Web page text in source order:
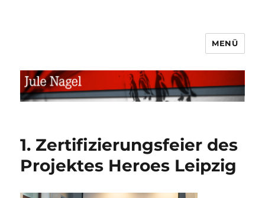
MENÜ
1. Zertifizierungsfeier des
Projektes Heroes Leipzig